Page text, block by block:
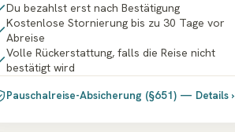
Du bezahlst erst nach Bestätigung
Kostenlose Stornierung bis zu 30 Tage vor
Abreise
Volle Rückerstattung, falls die Reise nicht
bestätigt wird
Pauschalreise-Absicherung (§651) — Details ›